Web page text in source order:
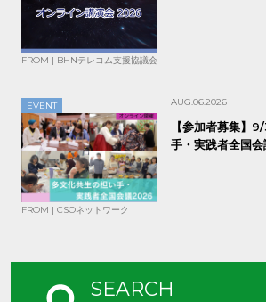
FROM | BHNテレコム支援協議会
EVENT AUG.06.2026
【参加者募集】
手・実践者全国
FROM | CSOネットワーク
SEARCH